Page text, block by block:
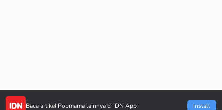
Baca artikel Popmama lainnya di IDN App Install